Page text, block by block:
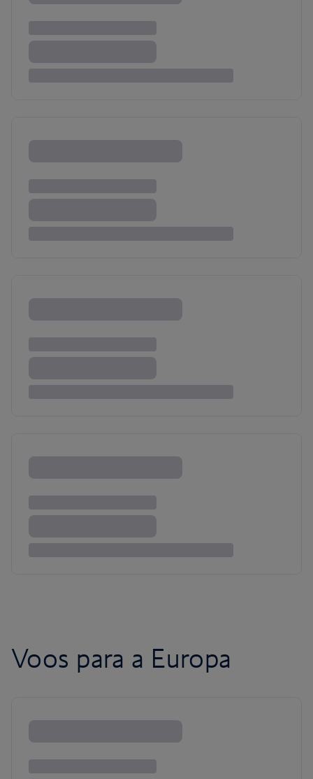
Voos para a Europa